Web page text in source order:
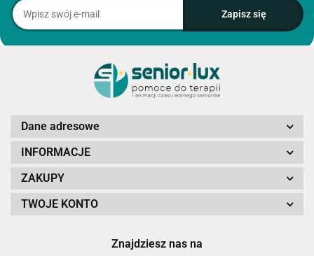
Dane adresowe
INFORMACJE
ZAKUPY
TWOJE KONTO
Znajdziesz nas na